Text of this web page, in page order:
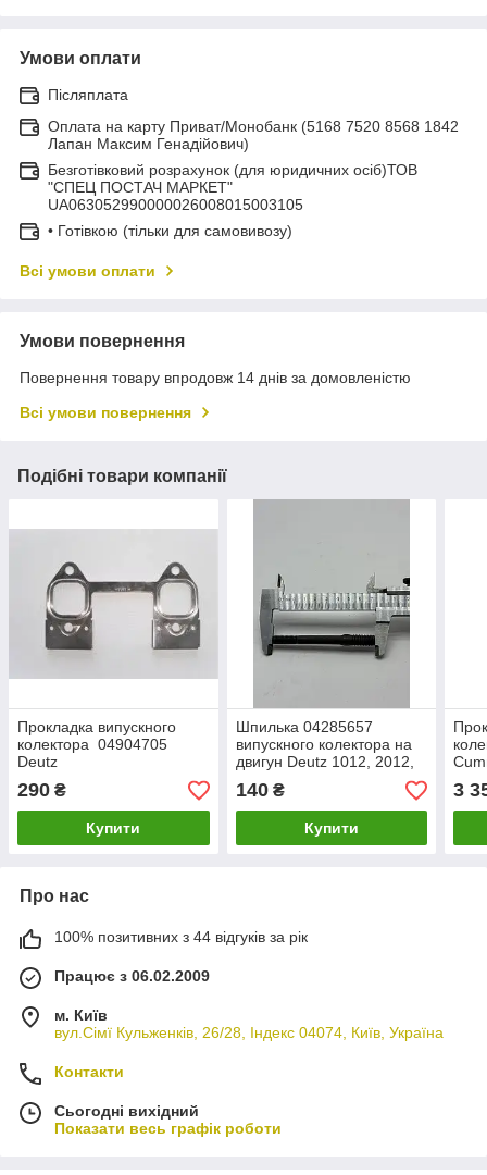
Умови оплати
Післяплата
Оплата на карту Приват/Монобанк (5168 7520 8568 1842
Лапан Максим Генадійович)
Безготівковий розрахунок (для юридичних осіб)ТОВ
"СПЕЦ ПОСТАЧ МАРКЕТ"
UA063052990000026008015003105
• Готівкою (тільки для самовивозу)
Всі умови оплати
Умови повернення
Повернення товару впродовж 14 днів за домовленістю
Всі умови повернення
Подібні товари компанії
Прокладка випускного
колектора 04904705
Deutz
290 ₴
Купити
Шпилька 04285657
випускного колектора на
двигун Deutz 1012, 2012,
2013
140₴
Купити
3
Про нас
100% позитивних з 44 відгуків за рік
Працює з 06.02.2009
м. Київ
вул.Сімї Кульженків, 26/28, Індекс 04074, Київ, Україна
Контакти
Сьогодні вихідний
Показати весь графік роботи